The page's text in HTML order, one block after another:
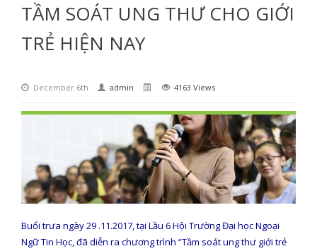
TẦM SOÁT UNG THƯ CHO GIỚI
TRẺ HIỆN NAY
December 6th admin 4163 Views
Buổi trưa ngày 29 .11.2017, tại Lầu 6 Hội Trường Đại học Ngoại
Ngữ Tin Học, đã diễn ra chương trình “Tầm soát ung thư giới trẻ